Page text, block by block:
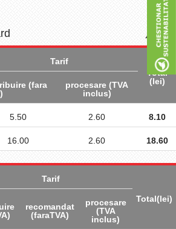
+
Tarif
Total
(lei)
(fara
procesare (TVA
inclus)
5.50 2.60 8.10
16.00 2.60 18.60
Tarif
Total(lei)
recomandat
(faraTVA)
procesare
(TVA
inclus)